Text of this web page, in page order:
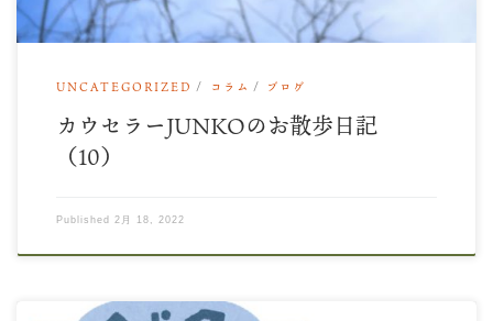
UNCATEGORIZED コラム ブログ
カウセラーJUNKOのお散歩日記
（10）
Published 2月 18, 2022